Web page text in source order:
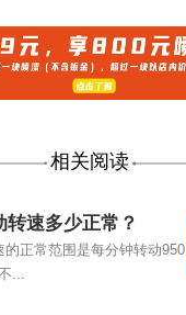
相关阅读
速多少正常？
正常范围是每分钟转动950
...